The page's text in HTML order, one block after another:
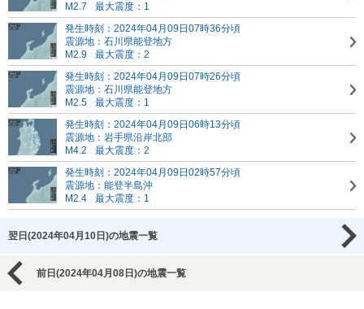
M2.7
最大震度：1
発生時刻：2024年04月09日07時36分頃
震源地：石川県能登地方
M2.9
最大震度：2
発生時刻：2024年04月09日07時26分頃
震源地：石川県能登地方
M2.5
最大震度：1
発生時刻：2024年04月09日06時13分頃
震源地：岩手県沿岸北部
M4.2
最大震度：2
発生時刻：2024年04月09日02時57分頃
震源地：能登半島沖
M2.4
最大震度：1
翌日(2024年04月10日)の地震一覧
前日(2024年04月08日)の地震一覧